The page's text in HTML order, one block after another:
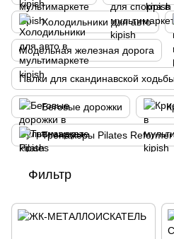
Холодильники для авто
Модельная железная дорога
Палки для скандинавской
Беговые дорожки
Тренажеры Pilates Reformer
Фильтр